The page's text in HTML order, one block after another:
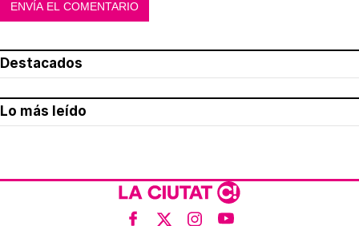
Destacados
Lo más leído